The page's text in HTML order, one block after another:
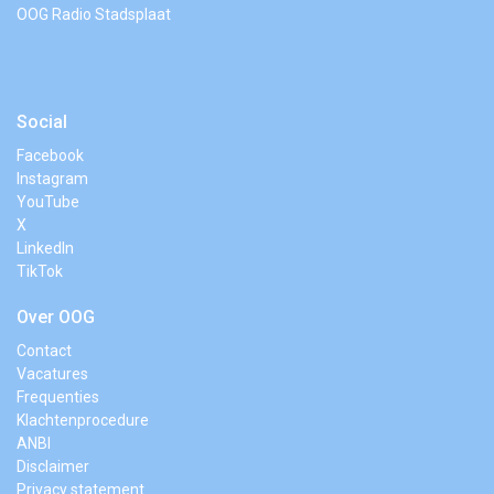
OOG Radio Stadsplaat
Social
Facebook
Instagram
YouTube
X
LinkedIn
TikTok
Over OOG
Contact
Vacatures
Frequenties
Klachtenprocedure
ANBI
Disclaimer
Privacy statement